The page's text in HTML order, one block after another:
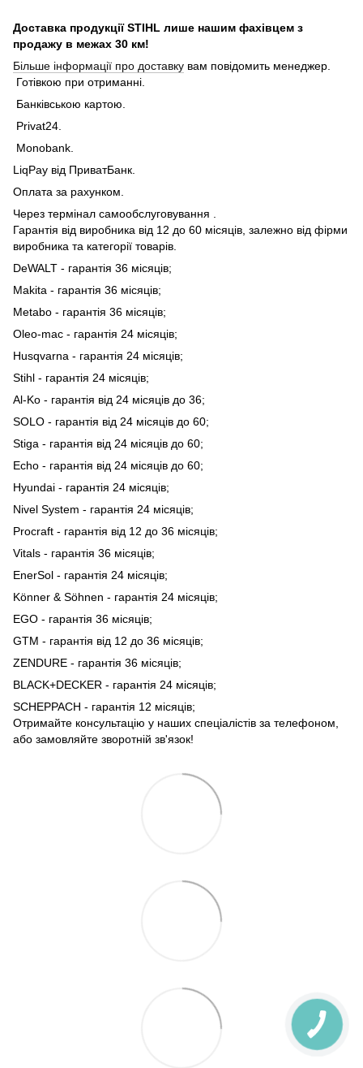
Доставка продукції STIHL лише нашим фахівцем з
продажу в межах 30 км!
Більше інформації про доставку вам повідомить менеджер.
Готівкою при отриманні.
Банківською картою.
Privat24.
Monobank.
LiqPay від ПриватБанк.
Оплата за рахунком.
Через термінал самообслуговування .
Гарантія від виробника від 12 до 60 місяців, залежно від фірми
виробника та категорії товарів.
DeWALT - гарантія 36 місяців;
Makita - гарантія 36 місяців;
Metabo - гарантія 36 місяців;
Oleo-mac - гарантія 24 місяців;
Husqvarna - гарантія 24 місяців;
Stihl - гарантія 24 місяців;
Al-Ko - гарантія від 24 місяців до 36;
SOLO - гарантія від 24 місяців до 60;
Stiga - гарантія від 24 місяців до 60;
Echo - гарантія від 24 місяців до 60;
Hyundai - гарантія 24 місяців;
Nivel System - гарантія 24 місяців;
Procraft - гарантія від 12 до 36 місяців;
Vitals - гарантія 36 місяців;
EnerSol - гарантія 24 місяців;
Könner & Söhnen - гарантія 24 місяців;
EGO - гарантія 36 місяців;
GTM - гарантія від 12 до 36 місяців;
ZENDURE - гарантія 36 місяців;
BLACK+DECKER - гарантія 24 місяців;
SCHEPPACH - гарантія 12 місяців;
Отримайте консультацію у наших спеціалістів за телефоном,
або замовляйте зворотній зв'язок!